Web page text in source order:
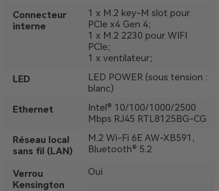
Connecteur
interne
1 x M.2 key-M slot pour
PCIe x4 Gen 4;
1 x M.2 2230 pour WIFI
PCIe;
1 x ventilateur;
LED
LED POWER (sous tension :
blanc)
Ethernet
Intel® 10/100/1000/2500
Mbps RJ45 RTL8125BG-CG
Réseau local
sans fil (LAN)
M.2 Wi-Fi 6E AW-XB591,
Bluetooth® 5.2
Verrou
Kensington
Oui